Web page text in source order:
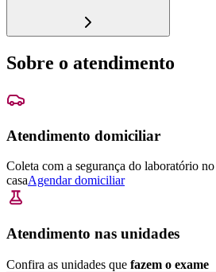
Sobre o atendimento
Atendimento domiciliar
Coleta com a segurança do laboratório
casaAgendar domiciliar
Atendimento nas unidades
Confira as unidades que fazem o exame